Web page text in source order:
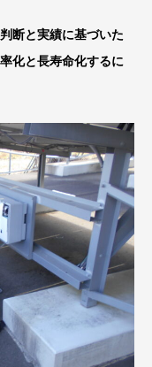
断と実績に基づいた
化と長寿命化するに